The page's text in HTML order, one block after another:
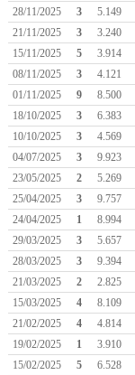
28/11/2025
3 5.149
21/11/2025
3 3.240
15/11/2025
5 3.914
08/11/2025
3 4.121
01/11/2025
9 8.500
18/10/2025
3 6.383
10/10/2025
3 4.569
04/07/2025
3 9.923
23/05/2025
2 5.269
25/04/2025
3 9.757
24/04/2025
1 8.994
29/03/2025
3 5.657
28/03/2025
3 9.394
21/03/2025
2 2.825
15/03/2025
4 8.109
21/02/2025
4 4.814
19/02/2025
1 3.910
15/02/2025
5 6.528